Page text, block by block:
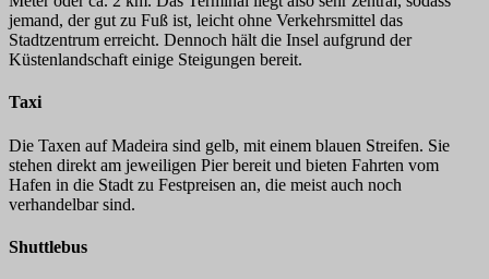
jemand, der gut zu Fuß ist, leicht ohne Verkehrsmittel das
Stadtzentrum erreicht. Dennoch hält die Insel aufgrund der
Küstenlandschaft einige Steigungen bereit.
Taxi
Die Taxen auf Madeira sind gelb, mit einem blauen Streifen. Sie
stehen direkt am jeweiligen Pier bereit und bieten Fahrten vom
Hafen in die Stadt zu Festpreisen an, die meist auch noch
verhandelbar sind.
Shuttlebus